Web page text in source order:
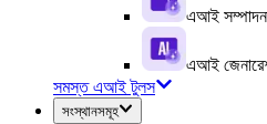
এআই
এআই
সমস্ত এআই টুলস
সংস্থানসমূহ